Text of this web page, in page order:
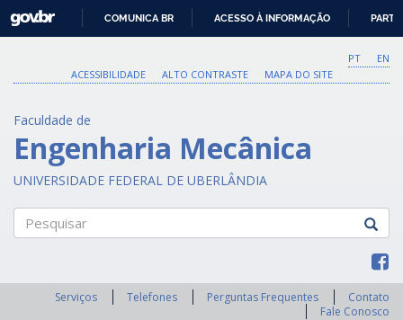
O
CONTEÚDO
GOVBR
COMUNICA BR ACESSO À INFORMAÇÃO
PT
EN
ACESSIBILIDADE
ALTO CONTRASTE MAPA DO SITE
Faculdade de
Engenharia Mecânica
UNIVERSIDADE FEDERAL DE UBERLÂNDIA
Serviços Telefones Perguntas Frequentes
Contato
Fale Conosco